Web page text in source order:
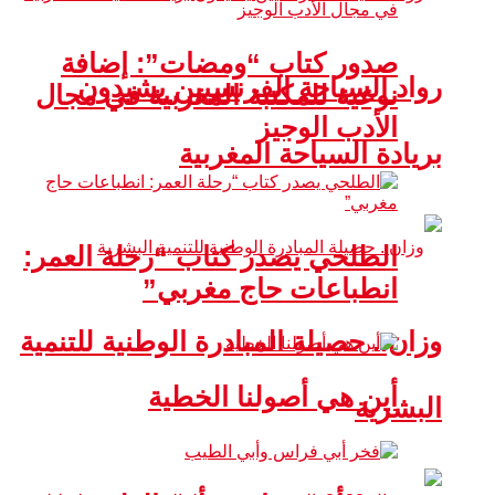
رواد السياحة الفرنسيين يشيدون
بريادة السياحة المغربية
وزان.. حصيلة المبادرة الوطنية للتنمية
البشرية
صدور كتاب “ومضات”: إضافة
نوعية للمكتبة المغربية في مجال
الأدب الوجيز
الطلحي يصدر كتاب “رحلة العمر:
انطباعات حاج مغربي”
أين هي أصولنا الخطية